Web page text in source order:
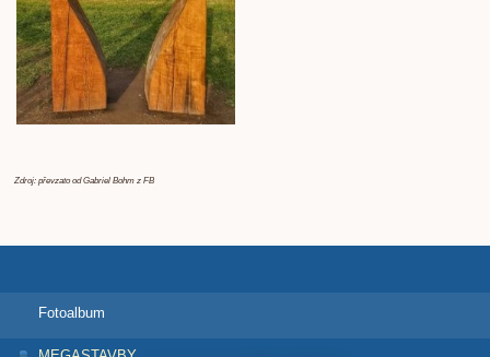
Zdroj: převzato od Gabriel Bohm z FB
Fotoalbum